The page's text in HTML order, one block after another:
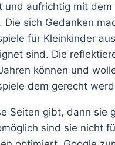
und aufrichtig mit dem
Die sich Gedanken
für Kleinkinder
sind. Die
können und
dem gerecht
Seiten gibt, dann sie
sind sie nicht